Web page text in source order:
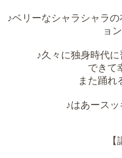
♪ベリーなシャラシャラ
ョ
♪久々に独身時代
できて
また踊れ
♪はあースッ